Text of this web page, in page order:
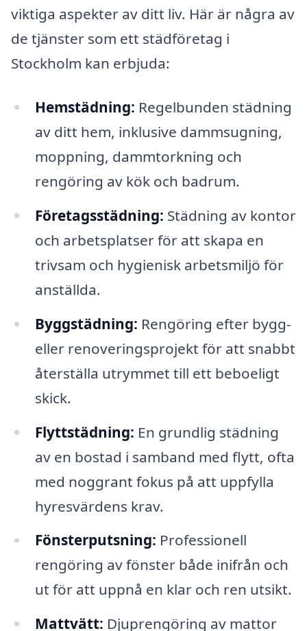
viktiga aspekter av ditt liv. Här är några av
de tjänster som ett städföretag i
Stockholm kan erbjuda:
Hemstädning: Regelbunden städning
av ditt hem, inklusive dammsugning,
moppning, dammtorkning och
rengöring av kök och badrum.
Företagsstädning: Städning av kontor
och arbetsplatser för att skapa en
trivsam och hygienisk arbetsmiljö för
anställda.
Byggstädning: Rengöring efter bygg-
eller renoveringsprojekt för att snabbt
återställa utrymmet till ett beboeligt
skick.
Flyttstädning: En grundlig städning
av en bostad i samband med flytt, ofta
med noggrant fokus på att uppfylla
hyresvärdens krav.
Fönsterputsning: Professionell
rengöring av fönster både inifrån och
ut för att uppnå en klar och ren utsikt.
Mattvätt: Djuprengöring av mattor